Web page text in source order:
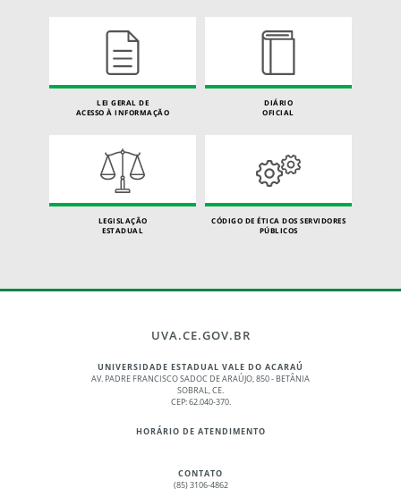
LEI GERAL DE
ACESSO À INFORMAÇÃO
DIÁRIO
OFICIAL
LEGISLAÇÃO
ESTADUAL
CÓDIGO DE ÉTICA DOS SERVIDORES
PÚBLICOS
UVA.CE.GOV.BR
UNIVERSIDADE ESTADUAL VALE DO ACARAÚ
AV. PADRE FRANCISCO SADOC DE ARAÚJO, 850 - BETÂNIA
SOBRAL, CE.
CEP: 62.040-370.
HORÁRIO DE ATENDIMENTO
CONTATO
(85) 3106-4862